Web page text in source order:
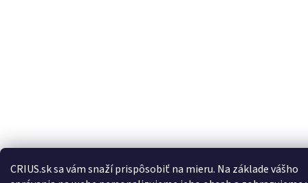
CRIUS.sk sa vám snaží prispôsobiť na mieru. Na základe vášho